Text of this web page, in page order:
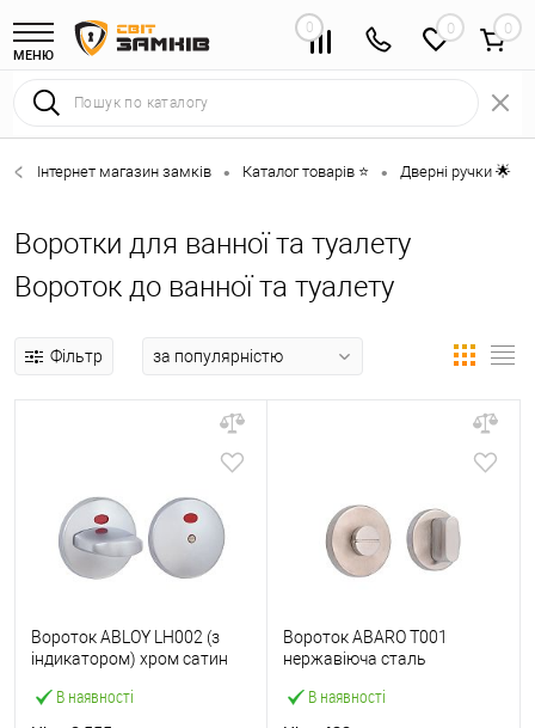
МЕНЮ
0 0
Інтернет магазин замків • Каталог товарів ⭐ • Дверні ручки 🌟
Воротки для ванної та туалету
Вороток до ванної та туалету
Фільтр
В наявності
Вороток ABLOY LH002 (з
індикатором) хром сатин
В наявності
Вороток ABARO T001
нержавіюча сталь